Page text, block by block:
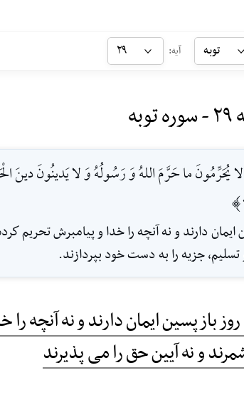
توبه آیه: ۲۹
لا يُحَرِّمُونَ ما حَرَّمَ اللهُ‌ وَ رَسُولُهُ وَ لا يَدينُونَ دينَ
دارند و نه آنچه را خدا و پيامبرش تحريم
جزيه را به دست خود بپردازند.
بازپسین ایمان دارند و نه آنچه
و نه آیین حق را می پذیرند